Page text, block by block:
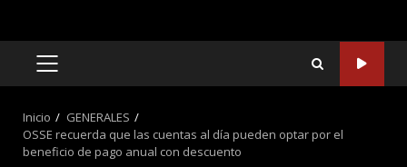
MENÚ
Inicio
GENERALES
OSSE recuerda que las cuentas al día pueden optar por el
beneficio de pago anual con descuento